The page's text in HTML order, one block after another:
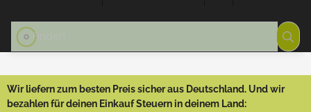
Wir liefern zum besten Preis sicher aus Deutschland. Und wir
bezahlen für deinen Einkauf Steuern in deinem Land: